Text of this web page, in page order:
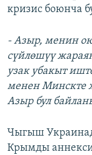
кризис боюнча
- Азыр, менин
сүйлөшүү
узак убакыт
менен Минскте
Азыр бул
Чыгыш
Крымды